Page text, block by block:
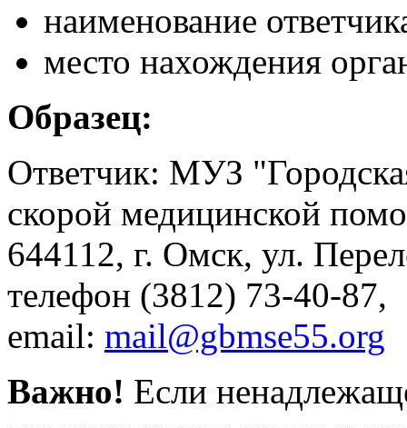
наименование
место нахождения
Образец:
Ответчик: МУЗ
скорой медицинской
644112, г. Омск, ул.
телефон (3812) 73-40-87,
email: mail@gbmse55.org
Важно! Если